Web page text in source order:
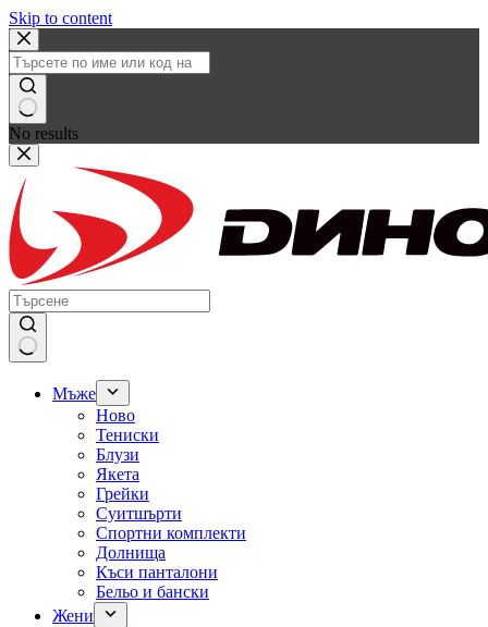
Skip to content
No results
Мъже
Ново
Тениски
Блузи
Якета
Грейки
Суитшърти
Спортни комплекти
Долнища
Къси панталони
Бельо и бански
Жени